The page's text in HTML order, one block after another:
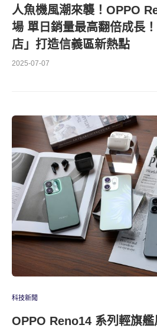
人魚機風潮來襲！OPPO
場 單日銷量最高翻倍成長
店」打造信義區新熱點
2025-07-07
科技新聞
OPPO Reno14 系列輕旗